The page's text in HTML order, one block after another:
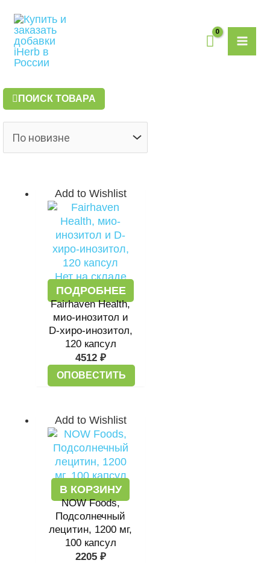
содержимому
ПОИСК ТОВАРА
Add to Wishlist
Нет на складе
ПОДРОБНЕЕ
Fairhaven Health,
мио-инозитол и
D-хиро-инозитол,
120 капсул
4512 ₽
ОПОВЕСТИТЬ
Add to Wishlist
В КОРЗИНУ
NOW Foods,
Подсолнечный
лецитин, 1200 мг,
100 капсул
2205 ₽